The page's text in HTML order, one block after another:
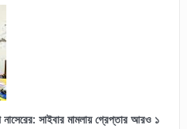
সাইবার মামলায় গ্রেপ্তার আরও ১